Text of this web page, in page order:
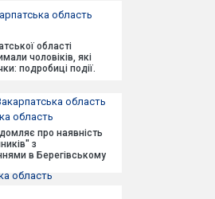
область
області
чоловіків, які
подробиці події.
область
область
про наявність
з
в Берегівському
область